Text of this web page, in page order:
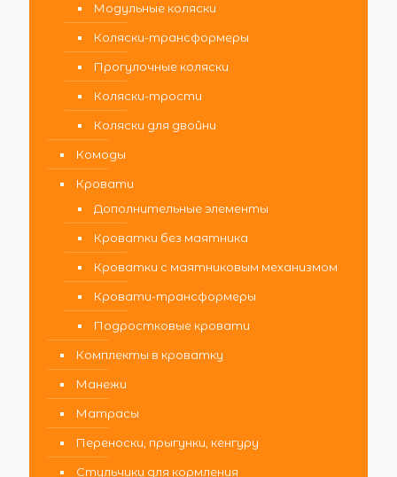
Модульные коляски
Коляски-трансформеры
Прогулочные коляски
Коляски-трости
Коляски для двойни
Комоды
Кровати
Дополнительные элементы
Кроватки без маятника
Кроватки с маятниковым механизмом
Кровати-трансформеры
Подростковые кровати
Комплекты в кроватку
Манежи
Матрасы
Переноски, прыгунки, кенгуру
Стульчики для кормления